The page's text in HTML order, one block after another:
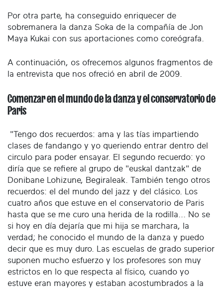
Por otra parte, ha conseguido enriquecer de
sobremanera la danza Soka de la compañía de Jon
Maya Kukai con sus aportaciones como coreógrafa.
A continuación, os ofrecemos algunos fragmentos de
la entrevista que nos ofreció en abril de 2009.
Comenzar en el mundo de la danza y el conservatorio de
Paris
"Tengo dos recuerdos: ama y las tías impartiendo
clases de fandango y yo queriendo entrar dentro del
circulo para poder ensayar. El segundo recuerdo: yo
diría que se refiere al grupo de "euskal dantzak" de
Donibane Lohizune, Begiraleak. También tengo otros
recuerdos: el del mundo del jazz y del clásico. Los
cuatro años que estuve en el conservatorio de Paris
hasta que se me curo una herida de la rodilla... No se
si hoy en día dejaría que mi hija se marchara, la
verdad; he conocido el mundo de la danza y puedo
decir que es muy duro. Las escuelas de grado superior
suponen mucho esfuerzo y los profesores son muy
estrictos en lo que respecta al físico, cuando yo
estuve eran mayores y estaban acostumbrados a la